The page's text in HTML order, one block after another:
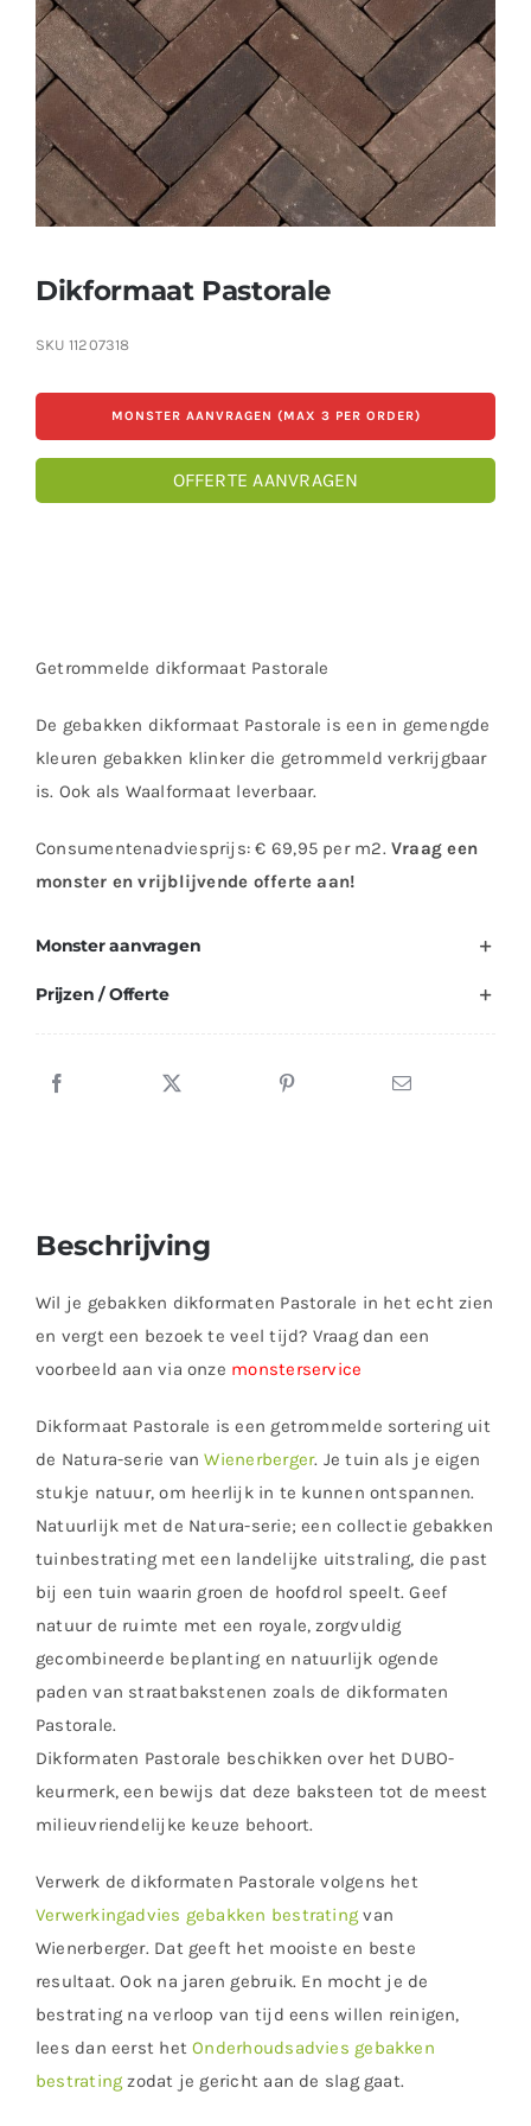
Contact
Offerte aanvragen
Dikformaat Pastorale
SKU 11207318
MONSTER AANVRAGEN (MAX 3 PER ORDER)
OFFERTE AANVRAGEN
Getrommelde dikformaat Pastorale
De gebakken dikformaat Pastorale is een in gemengde
kleuren gebakken klinker die getrommeld verkrijgbaar
is. Ook als Waalformaat leverbaar.
Consumentenadviesprijs: € 69,95 per m2.Vraag een
monster en vrijblijvende offerte aan!
Monster aanvragen
Prijzen / Offerte
Beschrijving
Wil je gebakken dikformaten Pastorale in het echt zien
en vergt een bezoek te veel tijd? Vraag dan een
voorbeeld aan via onze monsterservice
Dikformaat Pastorale is een getrommelde sortering uit
de Natura-serie vanWienerberger. Je tuin als je eigen
stukje natuur, om heerlijk in te kunnen ontspannen.
Natuurlijk met de Natura-serie; een collectie gebakken
tuinbestrating met een landelijke uitstraling, die past
bij een tuin waarin groen de hoofdrol speelt. Geef
natuur de ruimte met een royale, zorgvuldig
gecombineerde beplanting en natuurlijk ogende
paden van straatbakstenen zoals de dikformaten
Pastorale.
Dikformaten Pastorale beschikken over het DUBO-
keurmerk, een bewijs dat deze baksteen tot de meest
milieuvriendelijke keuze behoort.
Verwerk de dikformaten Pastorale volgens het
Verwerkingadvies gebakken bestrating van
Wienerberger. Dat geeft het mooiste en beste
resultaat. Ook na jaren gebruik. En mocht je de
bestrating na verloop van tijd eens willen reinigen,
lees dan eerst hetOnderhoudsadvies gebakken
bestrating zodat je gericht aan de slag gaat.